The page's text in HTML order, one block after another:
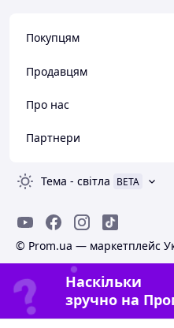
Покупцям
Продавцям
Про нас
Партнери
Тема - світла BETA
© Prom.ua — маркетплейс
Наскільки
зручно на